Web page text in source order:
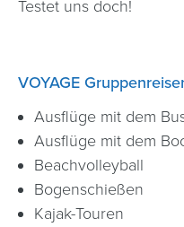
Testet uns doch!
VOYAGE
Ausflüge mit dem
Ausflüge mit dem
Beachvolleyball
Bogenschießen
Kajak-Touren